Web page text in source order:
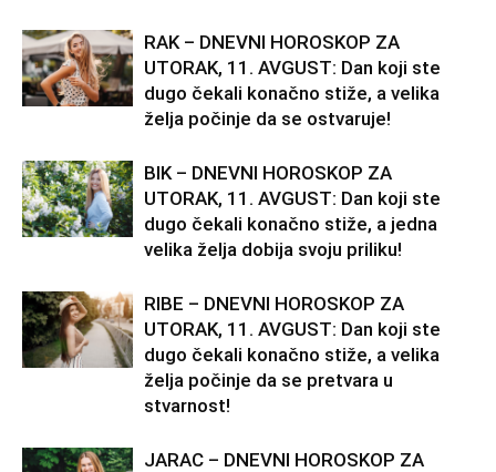
RAK – DNEVNI HOROSKOP ZA
UTORAK, 11. AVGUST: Dan koji ste
dugo čekali konačno stiže, a velika
želja počinje da se ostvaruje!
BIK – DNEVNI HOROSKOP ZA
UTORAK, 11. AVGUST: Dan koji ste
dugo čekali konačno stiže, a jedna
velika želja dobija svoju priliku!
RIBE – DNEVNI HOROSKOP ZA
UTORAK, 11. AVGUST: Dan koji ste
dugo čekali konačno stiže, a velika
želja počinje da se pretvara u
stvarnost!
JARAC – DNEVNI HOROSKOP ZA